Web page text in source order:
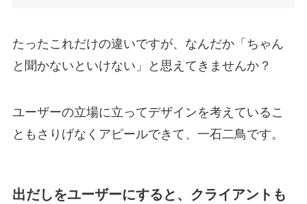
たったこれだけの違いですが、なんだか「ちゃん
と聞かないといけない」と思えてきませんか？
ユーザーの立場に立ってデザインを考えているこ
ともさりげなくアピールできて、一石二鳥です。
出だしをユーザーにすると、クライアントも